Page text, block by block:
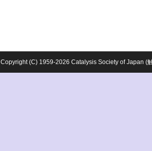
Copyright (C) 1959-2026 Catalysis Society of Japan (